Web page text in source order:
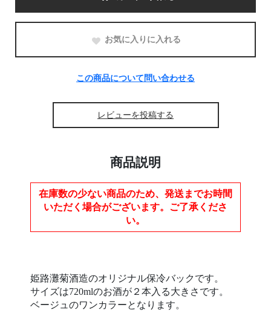
お気に入りに入れる
この商品について問い合わせる
レビューを投稿する
商品説明
在庫数の少ない商品のため、発送までお時間
いただく場合がございます。ご了承くださ
い。
姫路灘菊酒造のオリジナル保冷バックです。
サイズは720mlのお酒が２本入る大きさです。
ベージュのワンカラーとなります。